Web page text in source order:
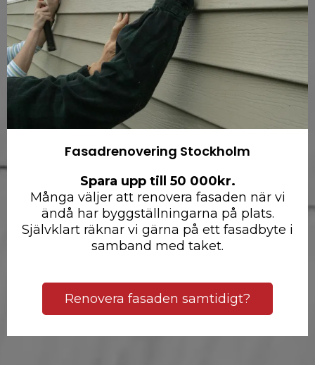
Fasadrenovering Stockholm
Spara upp till 50 000kr.
Många väljer att renovera fasaden när vi
ändå har byggställningarna på plats.
Självklart räknar vi gärna på ett fasadbyte i
samband med taket.
Renovera fasaden samtidigt?